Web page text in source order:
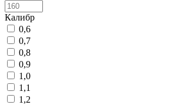
Калибр
0,6
0,7
0,8
0,9
1,0
1,1
1,2